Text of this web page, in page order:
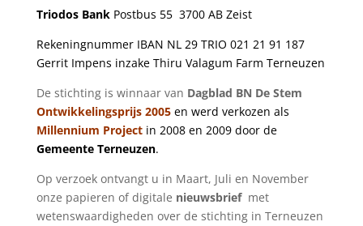
Triodos Bank Postbus 55 3700 AB Zeist
Rekeningnummer IBAN NL 29 TRIO 021 21 91 187
Gerrit Impens inzake Thiru Valagum Farm Terneuzen
De stichting is winnaar van Dagblad BN De Stem
Ontwikkelingsprijs 2005 en werd verkozen als
Millennium Project in 2008 en 2009 door de
Gemeente Terneuzen.
Op verzoek ontvangt u in Maart, Juli en November
onze papieren of digitale nieuwsbriefmet
wetenswaardigheden over de stichting in Terneuzen